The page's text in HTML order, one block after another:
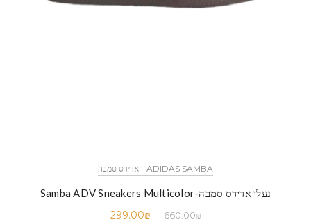
ADIDAS SAMBA - אדידס סמבה
נעלי אדידס סמבה-Samba ADV Sneakers Multicolor
660.00₪
299.00₪